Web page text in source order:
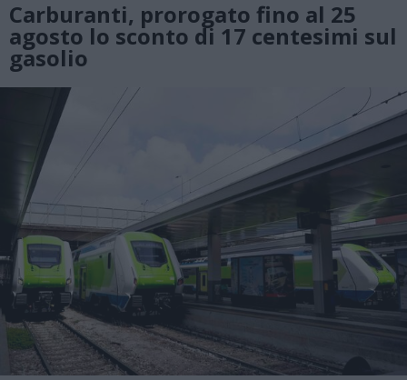
Carburanti, prorogato fino al 25
agosto lo sconto di 17 centesimi sul
gasolio